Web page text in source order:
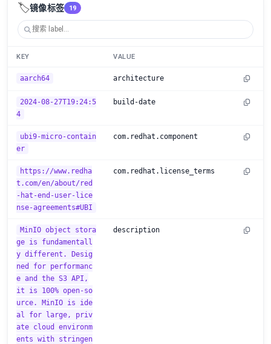
🏷️镜像标签 19
KEY VALUE
aarch64 architecture
2024-08-27T19:24:5
4
build-date
ubi9-micro-contain
er
com.redhat.component
https://www.redha
t.com/en/about/red
-hat-end-user-lice
nse-agreements#UBI
com.redhat.license_terms
MinIO object stora
ge is fundamentall
y different. Desig
ned for performanc
e and the S3 API,
it is 100% open-so
urce. MinIO is ide
al for large, priv
ate cloud environm
ents with stringen
description